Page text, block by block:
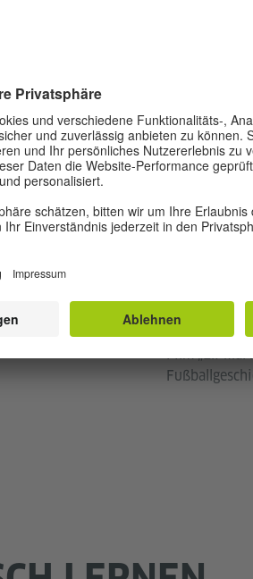
der Männer
Fußballsongs
dpaweb | Marcus Thelen
Diversität im
sein
Film „Elf